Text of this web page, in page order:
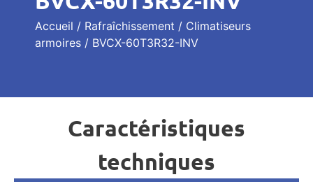
Accueil / Rafraîchissement / Climatiseurs
armoires / BVCX-60T3R32-INV
Caractéristiques
techniques